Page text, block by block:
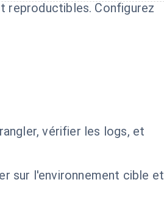
reproductibles. Configurez
vérifier les logs, et
sur l'environnement cible et